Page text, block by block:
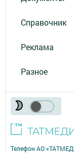
Справочник
Реклама
Разное
Телефон АО